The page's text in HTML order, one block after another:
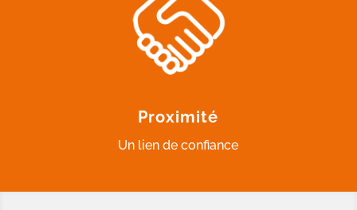
Proximité
Un lien de confiance